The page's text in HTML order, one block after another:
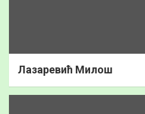
Лазаревић Милош